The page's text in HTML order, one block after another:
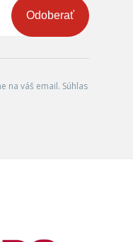
Odoberať
na váš email. Súhlas